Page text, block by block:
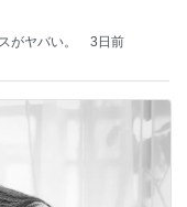
がヤバい。 3日前